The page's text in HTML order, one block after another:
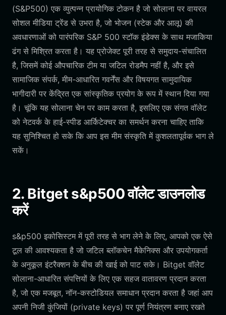
(S&P500) एक व्युत्पन्न प्रायोगिक टोकन है जो सोलाना पर वायरल
सोशल मीडिया ट्रेंड से उभरा है, जो भोजन (स्टेक और आलू) की
अवधारणाओं को पारंपरिक S&P 500 स्टॉक इंडेक्स के साथ मजाकिया
ढंग से मिश्रित करता है। यह प्रोजेक्ट पूरी तरह से समुदाय-संचालित
है, जिसमें कोई औपचारिक टीम या जटिल रोडमैप नहीं है, और इसे
सामाजिक संपर्क, मीम-आधारित गवर्नेंस और विषयगत सामुदायिक
भागीदारी पर केंद्रित एक सांस्कृतिक प्रयोग के रूप में स्थान दिया गया
है। चूंकि यह सोलाना चेन पर काम करता है, इसलिए एक संगत वॉलेट
को नेटवर्क के हाई-स्पीड आर्किटेक्चर का समर्थन करना चाहिए ताकि
यह सुनिश्चित हो सके कि आप इस मीम संस्कृति में कुशलतापूर्वक भाग ले
सकें।
2. Bitget s&p500 वॉलेट डाउनलोड
करें
s&p500 इकोसिस्टम में पूरी तरह से भाग लेने के लिए, आपको एक ऐसे
टूल की आवश्यकता है जो जटिल ब्लॉकचेन मैकेनिक्स और उपयोगकर्ता
के अनुकूल इंटरैक्शन के बीच की खाई को पाट सके। Bitget वॉलेट
सोलाना-आधारित संपत्तियों के लिए एक सहज वातावरण प्रदान करता
है, जो एक मजबूत, नॉन-कस्टोडियल समाधान प्रदान करता है जहां आप
अपनी निजी कुंजियों (private keys) पर पूर्ण नियंत्रण बनाए रखते